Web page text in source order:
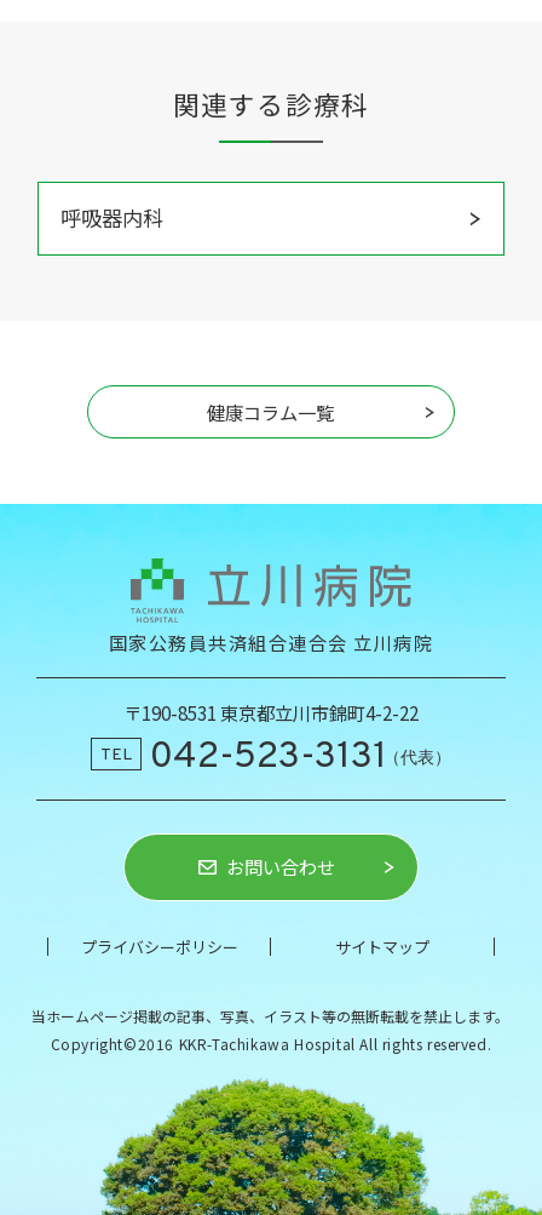
関連する診療科
呼吸器内科
健康コラム一覧
国家公務員共済組合連合会 立川病院
〒190-8531 東京都立川市錦町4-2-22
TEL 042-523-3131 （代表）
お問い合わせ
プライバシーポリシー サイトマップ
当ホームページ掲載の記事、写真、イラスト等の無断転載を禁止します。
Copyright©2016 KKR-Tachikawa Hospital All rights reserved.